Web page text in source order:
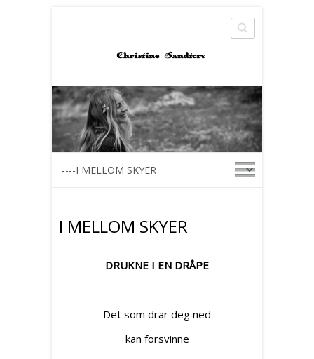
Search
I MELLOM SKYER
DRUKNE I EN DRÅPE
Det som drar deg ned
kan forsvinne